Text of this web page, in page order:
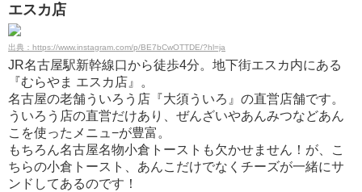
エスカ店
出典：https://www.instagram.com/p/BE7bCwOTTDE/?hl=ja
JR名古屋駅新幹線口から徒歩4分。地下街エスカ内にある
『むらやま エスカ店』。
名古屋の老舗ういろう店『大須ういろ』の直営店舗です。
ういろう店の直営だけあり、ぜんざいやあんみつなどあん
こを使ったメニュ−が豊富。
もちろん名古屋名物小倉トーストも欠かせません！が、こ
ちらの小倉トースト、あんこだけでなくチーズが一緒にサ
ンドしてあるのです！